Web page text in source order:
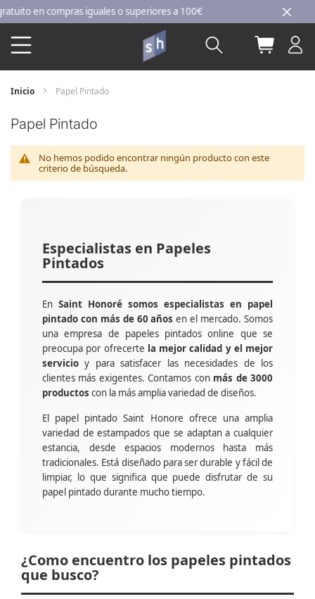
Ir
al
contenido
en compras iguales o superiores a 100€
Buscar Mi
Inicio Papel Pintado
Papel Pintado
No hemos podido encontrar ningún producto con este
criterio de búsqueda.
Especialistas en Papeles
Pintados
En Saint Honoré somos especialistas en papel
pintado con más de 60 años en el mercado. Somos
una empresa de papeles pintados online que se
preocupa por ofrecerte la mejor calidad y el mejor
servicio y para satisfacer las necesidades de los
clientes más exigentes. Contamos con más de 3000
productos con la más amplia variedad de diseños.
El papel pintado Saint Honore ofrece una amplia
variedad de estampados que se adaptan a cualquier
estancia, desde espacios modernos hasta más
tradicionales. Está diseñado para ser durable y fácil de
limpiar, lo que significa que puede disfrutar de su
papel pintado durante mucho tiempo.
¿Como encuentro los papeles pintados
que busco?